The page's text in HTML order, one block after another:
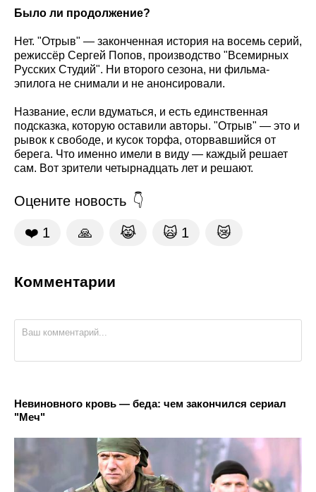
Было ли продолжение?
Нет. "Отрыв" — законченная история на восемь серий,
режиссёр Сергей Попов, производство "Всемирных
Русских Студий". Ни второго сезона, ни фильма-
эпилога не снимали и не анонсировали.
Название, если вдуматься, и есть единственная
подсказка, которую оставили авторы. "Отрыв" — это и
рывок к свободе, и кусок торфа, оторвавшийся от
берега. Что именно имели в виду — каждый решает
сам. Вот зрители четырнадцать лет и решают.
Оцените новость
❤️ 1 🙏 😹 🙀 1 😿
Комментарии
Невиновного кровь — беда: чем закончился сериал
"Меч"